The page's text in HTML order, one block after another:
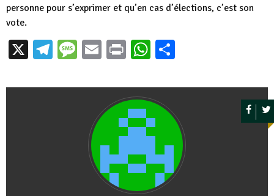
personne pour s’exprimer et qu’en cas d’élections, c’est son
vote.
X Telegram
Message
EmailPrintWhatsApp